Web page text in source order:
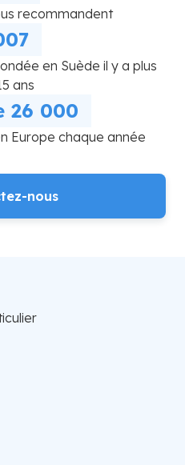
recommandent
en Suède il y a plus
ans
26 000
Europe chaque année
nous